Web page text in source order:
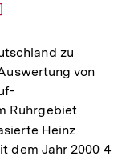
zu
von
Ruhrgebiet
Heinz
dem Jahr 2000 4